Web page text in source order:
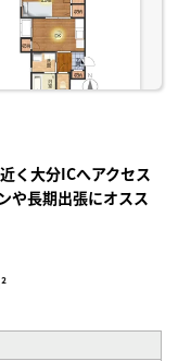
く大分ICへアクセス
や長期出張にオスス